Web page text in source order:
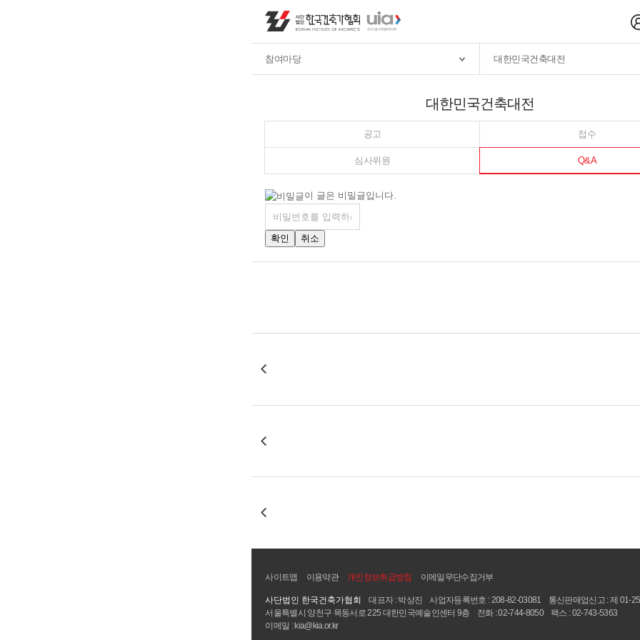
참여마당 대한민국건축대전
대한민국건축대전
공고 접수
심사위원 Q&A
이 글은 비밀글입니다.
사이트맵 이용약관 개인정보취급방침 이메일무단수집거부
사단법인 한국건축가협회 대표자 : 박상진 사업자등록번호 : 208-82-03081
통신판매업신고 : 제 01-
서울특별시 양천구 목동서로 225 대한민국예술인센터 9층
전화 : 02-744-8050
팩스 : 02-743-5363
이메일 : kia@kia.or.kr